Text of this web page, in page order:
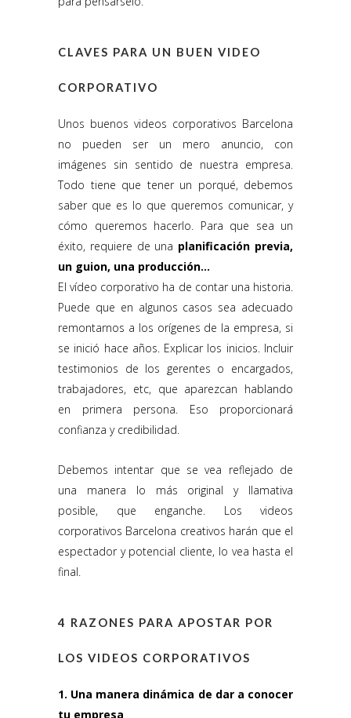
CLAVES PARA UN BUEN VIDEO
CORPORATIVO
Unos buenos videos corporativos Barcelona
no pueden ser un mero anuncio, con
imágenes sin sentido de nuestra empresa.
Todo tiene que tener un porqué, debemos
saber que es lo que queremos comunicar, y
cómo queremos hacerlo. Para que sea un
éxito, requiere de una planificación previa,
un guion, una producción…
El vídeo corporativo ha de contar una historia.
Puede que en algunos casos sea adecuado
remontarnos a los orígenes de la empresa, si
se inició hace años. Explicar los inicios. Incluir
testimonios de los gerentes o encargados,
trabajadores, etc, que aparezcan hablando
en primera persona. Eso proporcionará
confianza y credibilidad.
Debemos intentar que se vea reflejado de
una manera lo más original y llamativa
posible, que enganche. Los videos
corporativos Barcelona creativos harán que el
espectador y potencial cliente, lo vea hasta el
final.
4 RAZONES PARA APOSTAR POR
LOS VIDEOS CORPORATIVOS
1. Una manera dinámica de dar a conocer
tu empresa